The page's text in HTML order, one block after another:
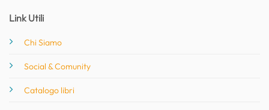
Link Utili
Chi Siamo
Social & Comunity
Catalogo libri